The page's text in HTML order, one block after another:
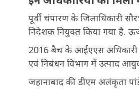
पूर्वी चंपारण के जिलाधिकारी
निदेशक नियुक्त किया गया है.
2016 बैच के आईएएस अधिकारी
एवं निबंधन विभाग में उत्पाद
जहानाबाद की डीएम अलंकृता